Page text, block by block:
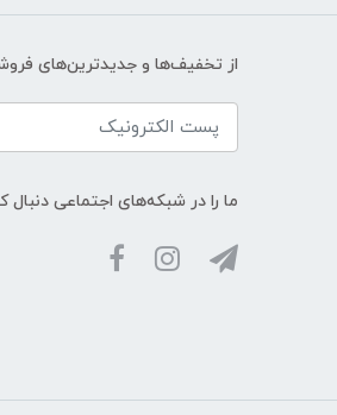
از تخفیف‌ها و جدیدترین‌های
ما را در شبکه‌های اجتماعی دنبال